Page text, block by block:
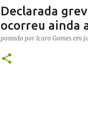
Declarada
ocorreu ainda
postado por Icaro Gomes em